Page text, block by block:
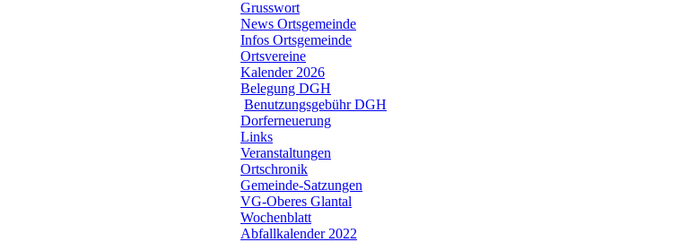
Grusswort
News Ortsgemeinde
Infos Ortsgemeinde
Ortsvereine
Kalender 2026
Belegung DGH
Benutzungsgebühr DGH
Dorferneuerung
Links
Veranstaltungen
Ortschronik
Gemeinde-Satzungen
VG-Oberes Glantal
Wochenblatt
Abfallkalender 2022